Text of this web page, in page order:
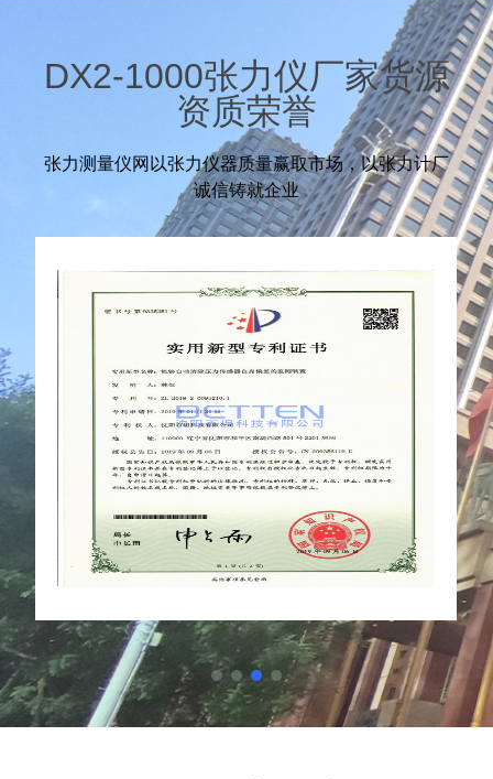
DX2-1000张力仪厂家货源
资质荣誉
张力测量仪网以张力仪器质量赢取市场，以张力计厂
诚信铸就企业